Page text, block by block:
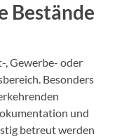
Bestände
, Gewerbe- oder
Besonders
und
betreut werden